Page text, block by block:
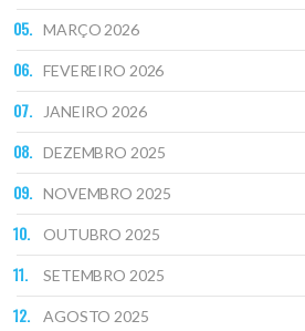
MARÇO 2026
FEVEREIRO 2026
JANEIRO 2026
DEZEMBRO 2025
NOVEMBRO 2025
OUTUBRO 2025
SETEMBRO 2025
AGOSTO 2025